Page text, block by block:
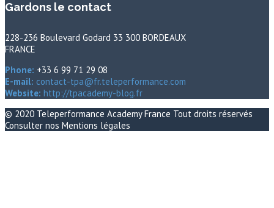
Gardons le contact
228-236 Boulevard Godard 33 300 BORDEAUX
FRANCE
Phone: +33 6 99 71 29 08
E-mail: contact-tpa@fr.teleperformance.com
Website: http://tpacademy-blog.fr
© 2020 Teleperformance Academy France Tout droits réservés
Consulter nos Mentions légales